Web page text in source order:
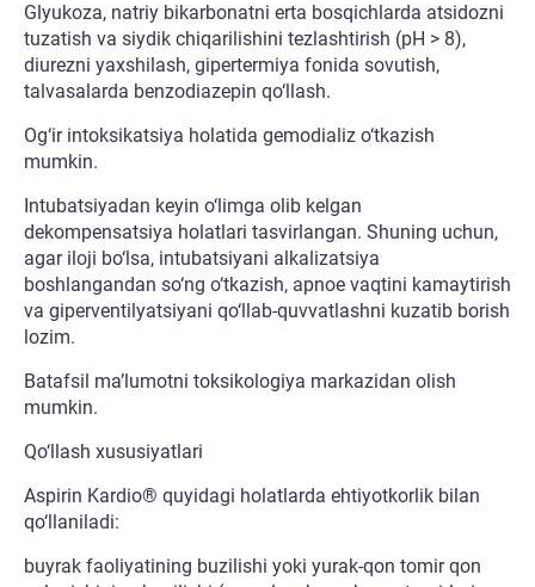
Glyukoza, natriy bikarbonatni erta bosqichlarda atsidozni
tuzatish va siydik chiqarilishini tezlashtirish (pH > 8),
diurezni yaxshilash, gipertermiya fonida sovutish,
talvasalarda benzodiazepin qo‘llash.
Og‘ir intoksikatsiya holatida gemodializ o‘tkazish
mumkin.
Intubatsiyadan keyin o‘limga olib kelgan
dekompensatsiya holatlari tasvirlangan. Shuning uchun,
agar iloji bo‘lsa, intubatsiyani alkalizatsiya
boshlangandan so‘ng o‘tkazish, apnoe vaqtini kamaytirish
va giperventilyatsiyani qo‘llab-quvvatlashni kuzatib borish
lozim.
Batafsil ma’lumotni toksikologiya markazidan olish
mumkin.
Qo‘llash xususiyatlari
Aspirin Kardio® quyidagi holatlarda ehtiyotkorlik bilan
qo‘llaniladi:
buyrak faoliyatining buzilishi yoki yurak-qon tomir qon